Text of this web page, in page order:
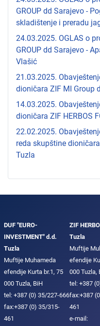
GROUP dd Sarajevo -
skladištenje i preradu
24.03.2025. OGLAS o
GROUP dd Sarajevo -
Vlašić
21.03.2025.
dioničara ZIF MI Group
14.03.2025.
dioničara ZIF HERBOS
22.02.2025.
reda skupštine dioničara
Tuzla
DUF "EURO-
INVESTMENT" d.d.
Tuzla
Muftije Muhameda
efendije Kurta br.1, 75
000 Tuzla, BiH
tel: +387 (0) 35/227-666
fax:+387 (0) 35/315-
461
ZIF
Tuzla
Muftije
efendije
000 Tuzla,
tel: +387
fax:+387
461
e-mail: